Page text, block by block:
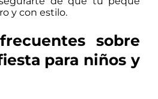
y con estilo.
sobre
para niños y